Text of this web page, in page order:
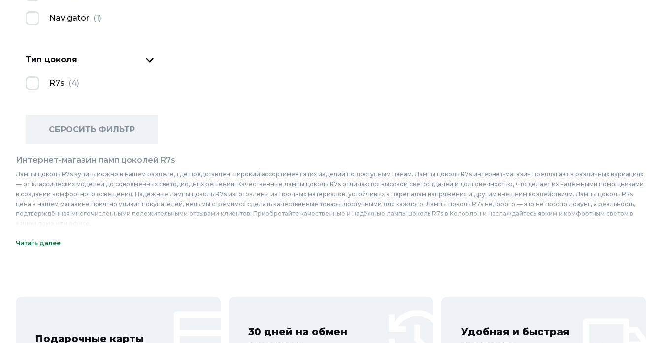
Navigator (1)
Тип цоколя
R7s (4)
СБРОСИТЬ ФИЛЬТР
Интернет-магазин ламп цоколей R7s
Лампы цоколь R7s купить можно в нашем разделе, где представлен широкий ассортимент этих изделий по доступным ценам. Лампы цоколь R7s интернет-магазин предлагает в различных вариациях
— от классических моделей до современных светодиодных решений. Качественные лампы цоколь R7s отличаются высокой светоотдачей и долговечностью, что делает их надёжными помощниками
в создании комфортного освещения. Надёжные лампы цоколь R7s изготовлены из прочных материалов, устойчивых к перепадам напряжения и другим внешним воздействиям. Лампы цоколь R7s
цена в нашем магазине приятно удивит покупателей, ведь мы стремимся сделать качественные товары доступными для каждого. Лампы цоколь R7s недорого — это не просто лозунг, а реальность,
подтверждённая многочисленными положительными отзывами клиентов. Приобретайте качественные и надёжные лампы цоколь R7s в Колорлон и наслаждайтесь ярким и комфортным светом в
вашем доме или офисе.
Онлайн каталог ламп цоколей R7s в Колорлон
Читать далее
Подарочные карты
30 дней на обмен
Удобная и быстрая